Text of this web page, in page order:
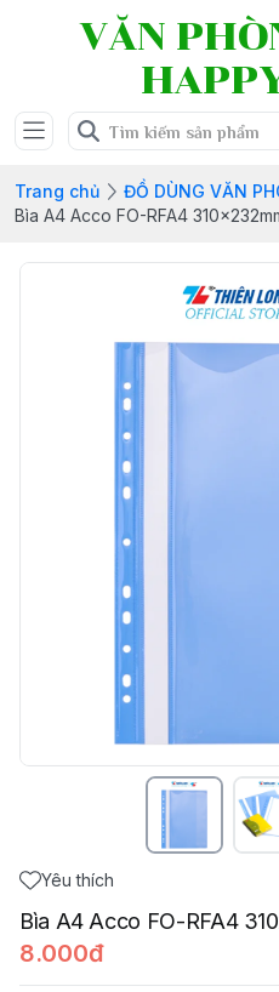
VĂN
Trang chủ
ĐỒ DÙNG VĂN
Bìa A4 Acco FO-RFA4
Yêu thích
Bìa A4 Acco FO-RFA4
8.000đ